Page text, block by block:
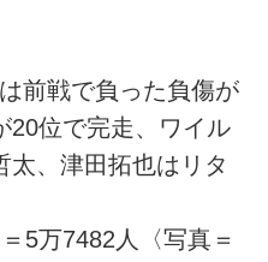
前戦で負った負傷が
20位で完走、ワイル
太、津田拓也はリタ
5万7482人〈写真＝